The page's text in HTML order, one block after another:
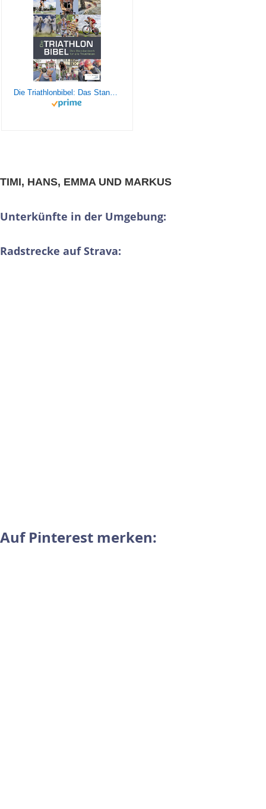
TIMI, HANS, EMMA UND MARKUS
Unterkünfte in der Umgebung:
Radstrecke auf Strava:
Auf Pinterest merken: